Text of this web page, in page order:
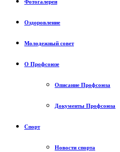
Фотогалереи
Оздоровление
Молодежный совет
О Профсоюзе
Описание Профсоюза
Документы Профсоюза
Спорт
Новости спорта